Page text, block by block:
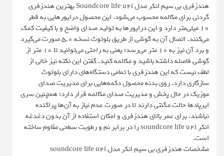
هندزفری بی سیم انکر مدل Soundcore life u2i بهترین هندزفری
گردنی برای مکالمه محسوب می‌شود. این محصول درایورهایی به قطر
10 میلی‌متر دارد و این درایورها به تولید صدای واضح و با کیفیت کمک
می‌کنند. اتصال آن به گوشی از طریق بلوتوث نسخه 5.0 صورت می‌گیرد
و برد آن نیز به 10 متر می‌رسد؛ یعنی به راحتی می‌توانید تا 10 متر از
گوشی فاصله داشته باشید و مکالمه کنید. گفتن این نکته نیز خالی از
لطف نیست که این هندزفری با تمامی دستگاه‌های دارای بلوتوث
سازگاری دارد. روی بدنه محصول دکمه‌هایی برای مدیریت صدای
موزیک در حال پخش و مدیریت صدای مکالمه قرار دارد؛ همچنین سری
ایرپادها حالت مگنتی دارند تا در صورت عدم نیاز به آن‌ها پراکنده
نباشند. برای عمر بالای هندزفری و امکان استفاده از آن بدون دغدغه
انکر soundcore life u2i را در برابر نم و رطوبت سطحی مقاوم ساخته
است.
مشخصات هندزفری بی سیم انکر مدل soundcore life u2i